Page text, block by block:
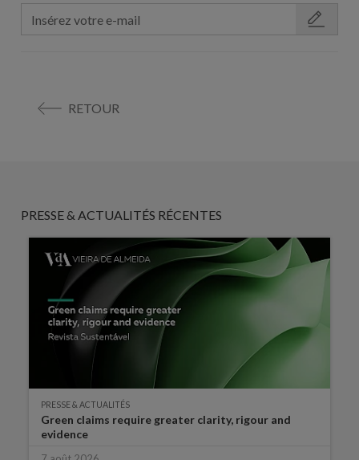
RETOUR
PRESSE & ACTUALITÉS RÉCENTES
PRESSE & ACTUALITÉS
Green claims require greater clarity, rigour and
evidence